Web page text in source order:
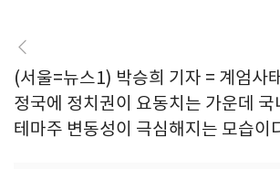
(서울=뉴스1) 박승희 기자 = 계엄사
정국에 정치권이 요동치는 가운데 국
테마주 변동성이 극심해지는 모습이